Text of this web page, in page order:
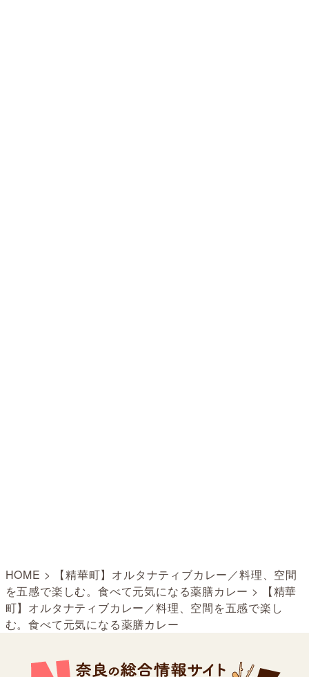
HOME >
【精華町】オルタナティブカレー／料理、空間
を五感で楽しむ。食べて元気になる薬膳カレー >
【精華
町】オルタナティブカレー／料理、空間を五感で楽し
む。食べて元気になる薬膳カレー